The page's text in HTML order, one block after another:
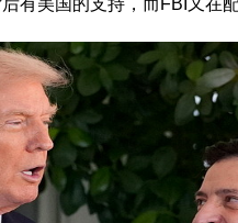
有美国的支持，而FBI又在配